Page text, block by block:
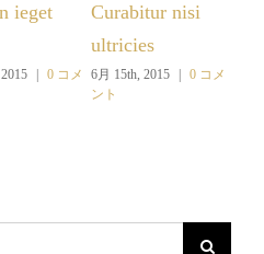
Curabitur nisi
6月 15th, 2015 | 0 コメ
Nullam
massi
6月 15th, 2015